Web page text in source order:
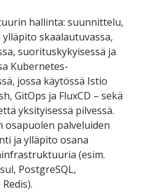
hallinta: suunnittelu,
skaalautuvassa,
suorituskykyisessä ja
Kubernetes-
jossa käytössä Istio
GitOps ja FluxCD – sekä
yksityisessä pilvessä.
osapuolen palveluiden
ja ylläpito osana
(esim.
PostgreSQL,